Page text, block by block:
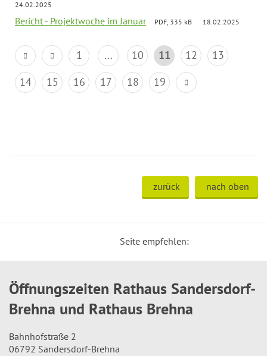
24.02.2025
Bericht - Projektwoche im Januar PDF, 335 kB 18.02.2025
1 ... 10 11 12
13
14
15 16 17 18 19
zurück nach oben
Seite empfehlen:
Öffnungszeiten Rathaus Sandersdorf-
Brehna und Rathaus Brehna
Bahnhofstraße 2
06792 Sandersdorf-Brehna